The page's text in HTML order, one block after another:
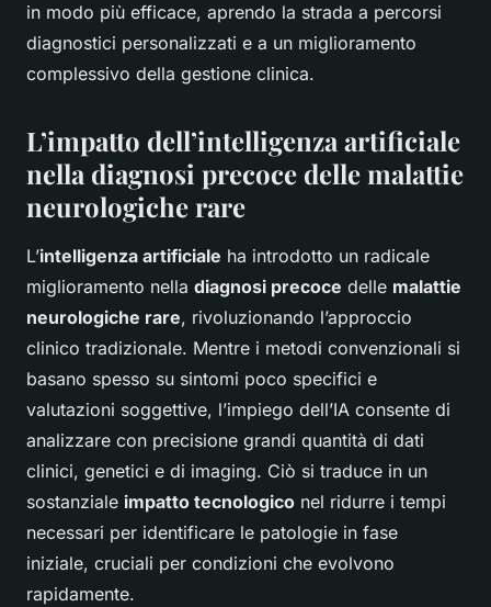
in modo più efficace, aprendo la strada a percorsi
diagnostici personalizzati e a un miglioramento
complessivo della gestione clinica.
L’impatto dell’intelligenza artificiale
nella diagnosi precoce delle malattie
neurologiche rare
L’intelligenza artificiale ha introdotto un radicale
miglioramento nella diagnosi precoce delle malattie
neurologiche rare, rivoluzionando l’approccio
clinico tradizionale. Mentre i metodi convenzionali si
basano spesso su sintomi poco specifici e
valutazioni soggettive, l’impiego dell’IA consente di
analizzare con precisione grandi quantità di dati
clinici, genetici e di imaging. Ciò si traduce in un
sostanziale impatto tecnologico nel ridurre i tempi
necessari per identificare le patologie in fase
iniziale, cruciali per condizioni che evolvono
rapidamente.